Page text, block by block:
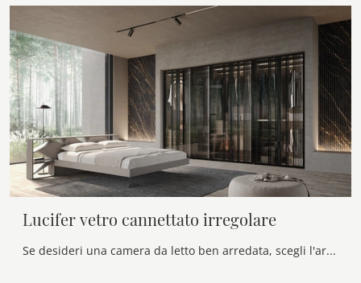
Lucifer vetro cannettato irregolare
Se desideri una camera da letto ben arredata, scegli l'armadio Lucifer vetro cannettato irregolare con ante battenti di Voltan!